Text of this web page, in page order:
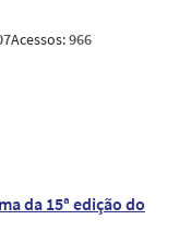
Acessos:966
da 15ª edição do